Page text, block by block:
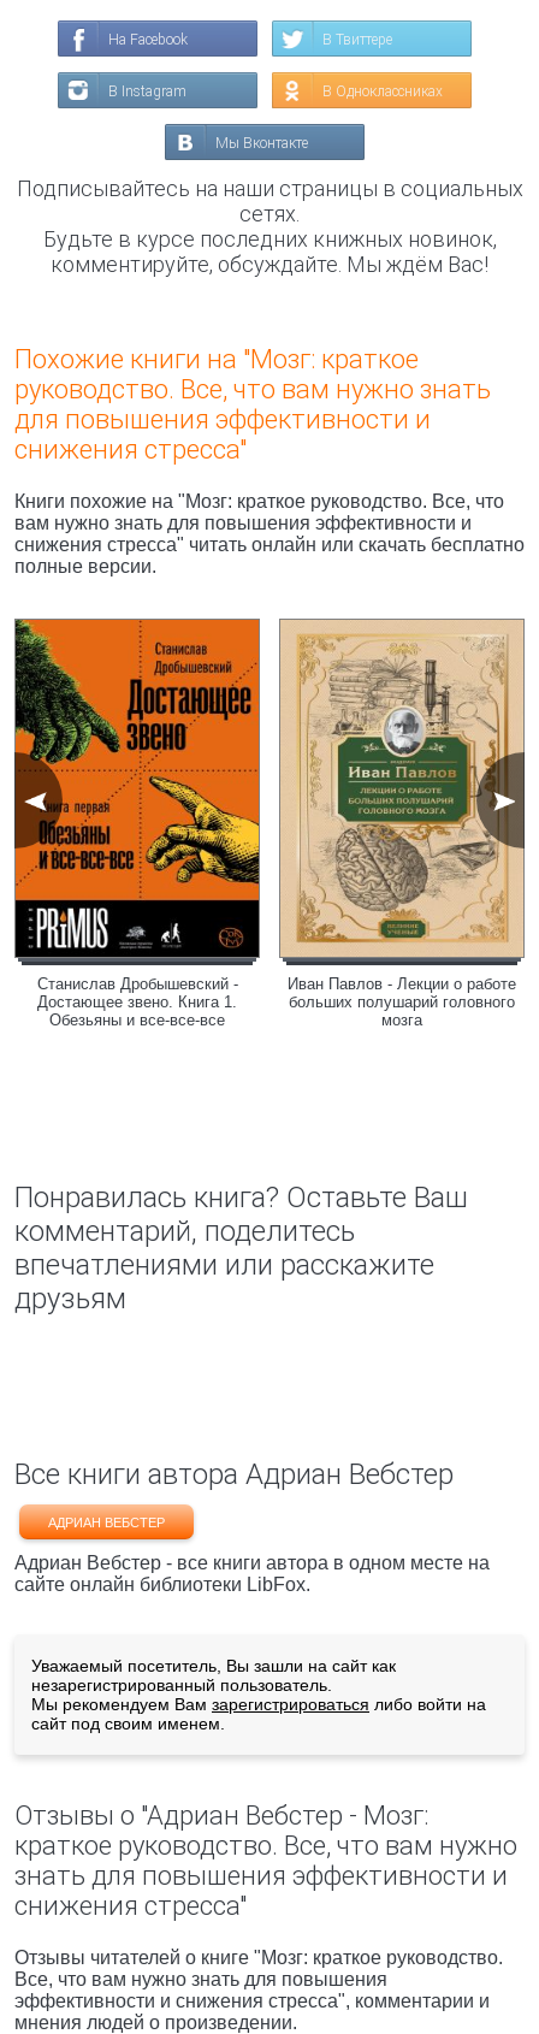
На Facebook В Твиттере
В Instagram В Одноклассниках
Мы Вконтакте
Подписывайтесь на наши страницы в социальных
сетях.
Будьте в курсе последних книжных новинок,
комментируйте, обсуждайте. Мы ждём Вас!
Похожие книги на "Мозг: краткое
руководство. Все, что вам нужно знать
для повышения эффективности и
снижения стресса"
Книги похожие на "Мозг: краткое руководство. Все, что
вам нужно знать для повышения эффективности и
снижения стресса" читать онлайн или скачать бесплатно
полные версии.
Станислав Дробышевский -
Достающее звено. Книга 1.
Обезьяны и все-все-все
Иван Павлов - Лекции о работе
больших полушарий головного
мозга
Понравилась книга? Оставьте Ваш
комментарий, поделитесь
впечатлениями или расскажите
друзьям
Все книги автора Адриан Вебстер
АДРИАН ВЕБСТЕР
Адриан Вебстер - все книги автора в одном месте на
сайте онлайн библиотеки LibFox.
Уважаемый посетитель, Вы зашли на сайт как
незарегистрированный пользователь.
Мы рекомендуем Вам зарегистрироваться либо войти на
сайт под своим именем.
Отзывы о "Адриан Вебстер - Мозг:
краткое руководство. Все, что вам нужно
знать для повышения эффективности и
снижения стресса"
Отзывы читателей о книге "Мозг: краткое руководство.
Все, что вам нужно знать для повышения
эффективности и снижения стресса", комментарии и
мнения людей о произведении.